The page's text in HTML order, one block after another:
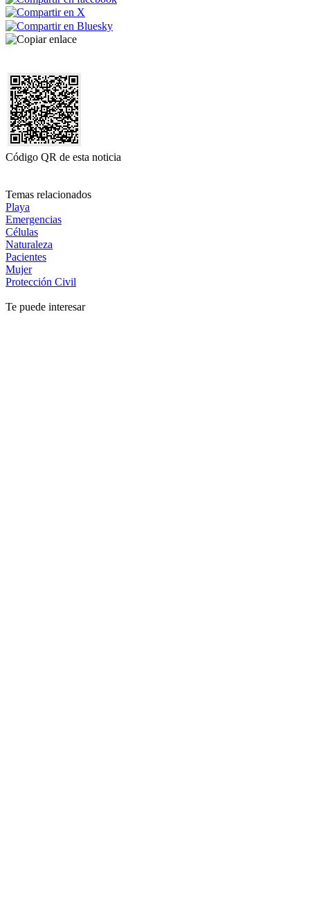
Código QR de esta noticia
Temas relacionados
Playa
Emergencias
Células
Naturaleza
Pacientes
Mujer
Protección Civil
Te puede interesar